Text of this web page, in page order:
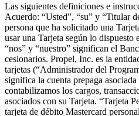
Las siguientes definiciones e
Acuerdo: “Usted”, “su” y “Titular
persona que ha solicitado una
usar una Tarjeta según lo dispuesto
“nos” y “nuestro” significan el
cesionarios. Propel, Inc. es la
tarjetas (“Administrador del
significa la cuenta prepaga
contabilizamos los cargos,
asociados con su Tarjeta. “Tarjeta
tarjeta de débito Mastercard